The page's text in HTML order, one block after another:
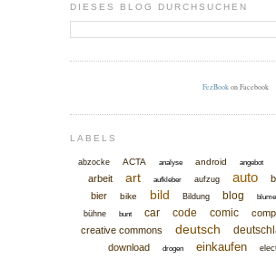
DIESES BLOG DURCHSUCHEN
FezBook on Facebook
LABELS
abzocke ACTA analyse android angebot
arbeit art aufkleber aufzug auto
bier
bike bild Bildung blog
bühne
bunt car code comic
creative commons deutsch
download drogen einkaufen